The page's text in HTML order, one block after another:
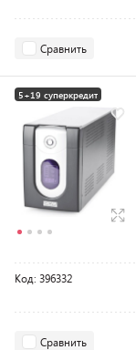
Сравнить
5+19 суперкредит
Код: 396332
Сравнить